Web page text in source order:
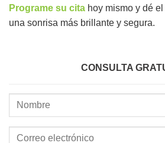
Programe su cita hoy mismo y dé
una sonrisa más brillante y segura.
CONSULTA